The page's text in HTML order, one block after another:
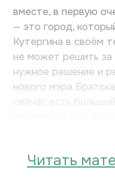
вместе, в первую
— это город,
Кутергина в своём
не может решить за
нужное решение и
нового мэра
сейчас есть
Читать